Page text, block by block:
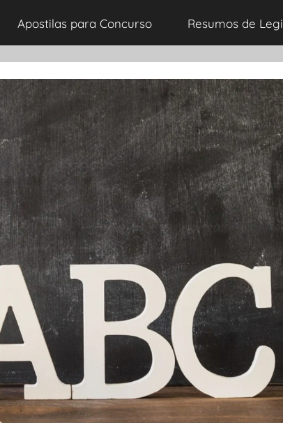
Apostilas para Concurso Resumos de